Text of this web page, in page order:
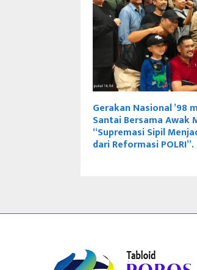
Gerakan Nasional ’98
Santai Bersama Awak
“Supremasi Sipil
dari Reformasi POLRI”.